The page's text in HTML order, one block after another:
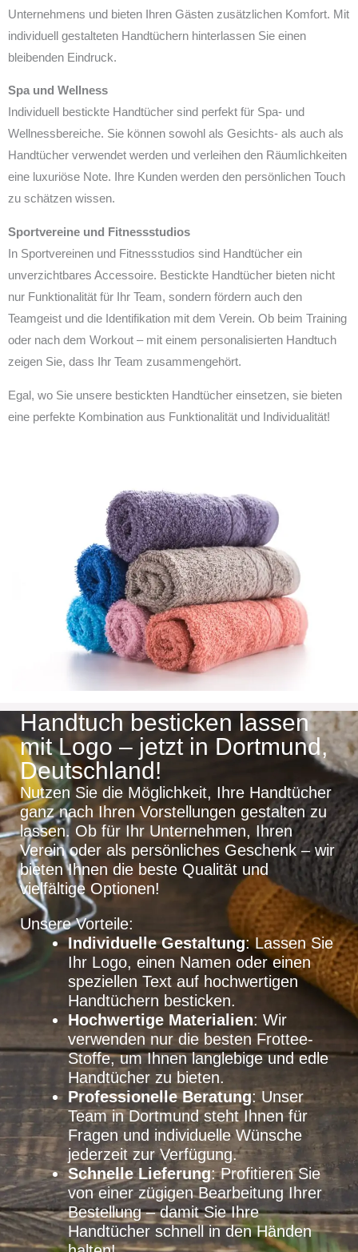
Unternehmens und bieten Ihren Gästen zusätzlichen Komfort. Mit
individuell gestalteten Handtüchern hinterlassen Sie einen
bleibenden Eindruck.
Spa und Wellness
Individuell bestickte Handtücher sind perfekt für Spa- und
Wellnessbereiche. Sie können sowohl als Gesichts- als auch als
Handtücher verwendet werden und verleihen den Räumlichkeiten
eine luxuriöse Note. Ihre Kunden werden den persönlichen Touch
zu schätzen wissen.
Sportvereine und Fitnessstudios
In Sportvereinen und Fitnessstudios sind Handtücher ein
unverzichtbares Accessoire. Bestickte Handtücher bieten nicht
nur Funktionalität für Ihr Team, sondern fördern auch den
Teamgeist und die Identifikation mit dem Verein. Ob beim Training
oder nach dem Workout – mit einem personalisierten Handtuch
zeigen Sie, dass Ihr Team zusammengehört.
Egal, wo Sie unsere bestickten Handtücher einsetzen, sie bieten
eine perfekte Kombination aus Funktionalität und Individualität!
Handtuch besticken lassen
mit Logo – jetzt in Dortmund,
Deutschland!
Nutzen Sie die Möglichkeit, Ihre Handtücher
ganz nach Ihren Vorstellungen gestalten zu
lassen. Ob für Ihr Unternehmen, Ihren
Verein oder als persönliches Geschenk – wir
bieten Ihnen die beste Qualität und
vielfältige Optionen!
Unsere Vorteile:
Individuelle Gestaltung: Lassen Sie
Ihr Logo, einen Namen oder einen
speziellen Text auf hochwertigen
Handtüchern besticken.
Hochwertige Materialien: Wir
verwenden nur die besten Frottee-
Stoffe, um Ihnen langlebige und edle
Handtücher zu bieten.
Professionelle Beratung: Unser
Team in Dortmund steht Ihnen für
Fragen und individuelle Wünsche
jederzeit zur Verfügung.
Schnelle Lieferung: Profitieren Sie
von einer zügigen Bearbeitung Ihrer
Bestellung – damit Sie Ihre
Handtücher schnell in den Händen